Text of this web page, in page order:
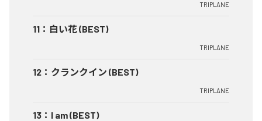
TRIPLANE
11 ： 白い花 (BEST)
TRIPLANE
12 ： クランクイン (BEST)
TRIPLANE
13 ： I am (BEST)